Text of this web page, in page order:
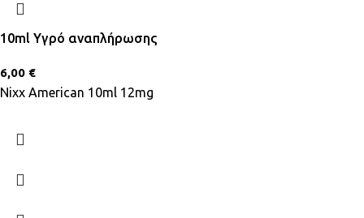
10ml Υγρό αναπλήρωσης
6,00 €
Nixx American 10ml 12mg